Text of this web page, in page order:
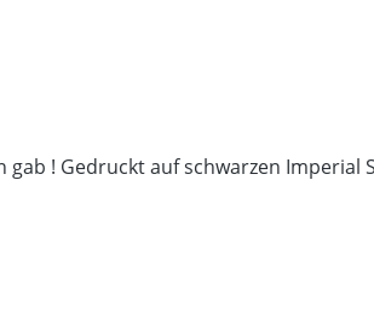
! Gedruckt auf schwarzen Imperial